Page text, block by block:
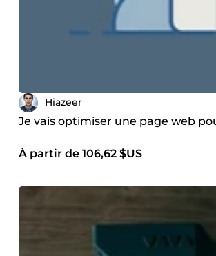
Hiazeer
Je vais optimiser une page web
À partir de 106,62 $US